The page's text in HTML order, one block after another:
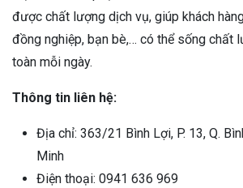
được chất lượng dịch vụ, giúp khách
đồng nghiệp, bạn bè,… có thể sống chất
toàn mỗi ngày.
Thông tin liên hệ:
Địa chỉ: 363/21 Bình Lợi, P. 13, Q.
Minh
Điện thoại: 0941 636 969